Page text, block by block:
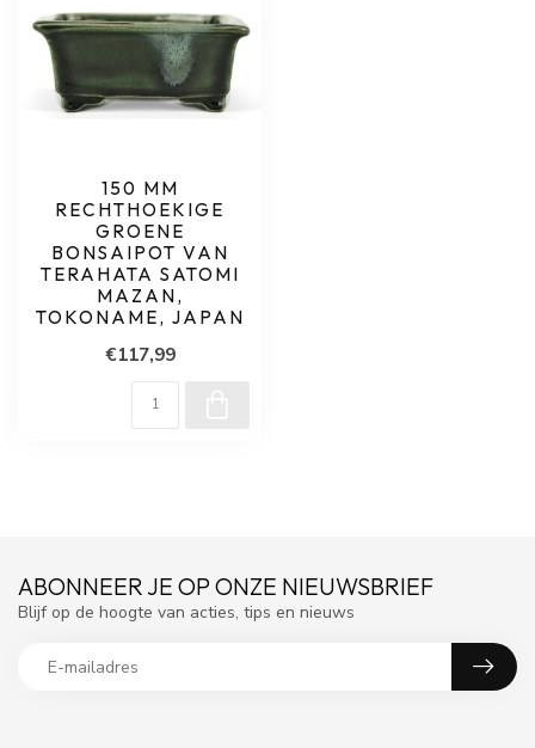
150 MM
RECHTHOEKIGE
GROENE
BONSAIPOT VAN
TERAHATA SATOMI
MAZAN,
TOKONAME, JAPAN
€117,99
ABONNEER JE OP ONZE NIEUWSBRIEF
Blijf op de hoogte van acties, tips en nieuws